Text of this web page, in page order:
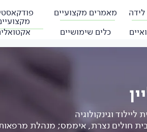
מאמרים מקצועיים
כלים שימושיים
וגינקולוגיה
בית חולים נצרת, איממס; מנהלת